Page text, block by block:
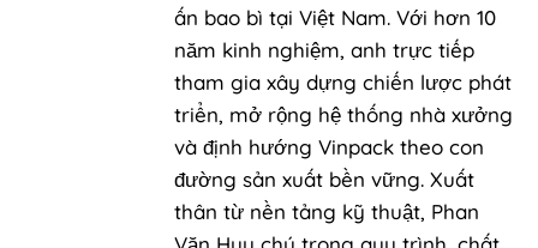
ấn bao bì tại Việt Nam. Với hơn 10
năm kinh nghiệm, anh trực tiếp
tham gia xây dựng chiến lược phát
triển, mở rộng hệ thống nhà xưởng
và định hướng Vinpack theo con
đường sản xuất bền vững. Xuất
thân từ nền tảng kỹ thuật, Phan